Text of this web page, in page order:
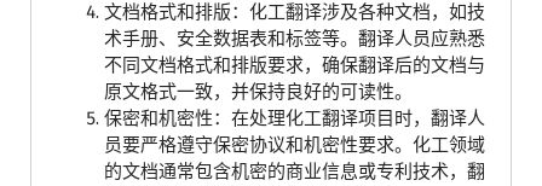
文档格式和排版：化工翻译涉及各种文档，如技
术手册、安全数据表和标签等。翻译人员应熟悉
不同文档格式和排版要求，确保翻译后的文档与
原文格式一致，并保持良好的可读性。
保密和机密性：在处理化工翻译项目时，翻译人
员要严格遵守保密协议和机密性要求。化工领域
的文档通常包含机密的商业信息或专利技术，翻